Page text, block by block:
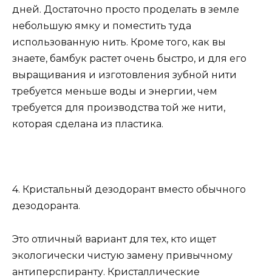
дней. Достаточно просто проделать в земле
небольшую ямку и поместить туда
использованную нить. Кроме того, как вы
знаете, бамбук растет очень быстро, и для его
выращивания и изготовления зубной нити
требуется меньше воды и энергии, чем
требуется для производства той же нити,
которая сделана из пластика.
4. Кристальный дезодорант вместо обычного
дезодоранта.
Это отличный вариант для тех, кто ищет
экологически чистую замену привычному
антиперспиранту. Кристаллические